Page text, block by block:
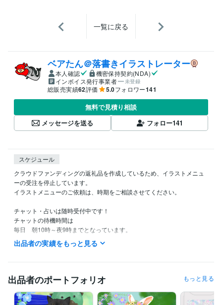
一覧に戻る
ベアたん＠落書きイラストレーター
本人確認
機密保持契約(NDA)
インボイス発行事業者
未登録
総販売実績62評価 5.0フォロワー141
無料で見積り相談
メッセージを送る
フォロー141
スケジュール
クラウドファンディングの返礼品を作成しているため、イラストメニュ
ーの受注を停止しています。
イラストメニューのご依頼は、時期をご相談させてください。
チャット・占いは随時受付中です！
チャットの待機時間は
毎日　朝10時～夜9時までとなっています。
（夜9時には寝てしまうので申し訳ないです。。。）
イラストレーター・漫画家 / イラストレーター 経験年数 : 17年
職歴
地方公務員 1996年3月 ~ 2007年2月
麻生田カフェ 2007年3月 ~ 2009年3月
出品者の実績をもっと見る
出品者のポートフォリオ もっと見る